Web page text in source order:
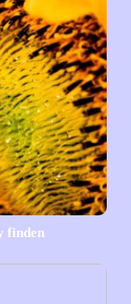
finden